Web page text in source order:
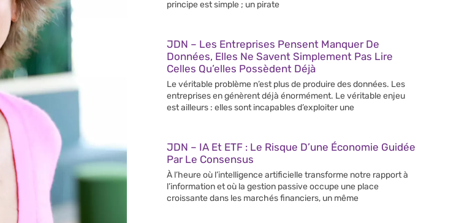
principe est simple ; un pirate
JDN – Les Entreprises Pensent Manquer De
Données, Elles Ne Savent Simplement Pas Lire
Celles Qu’elles Possèdent Déjà
Le véritable problème n’est plus de produire des données. Les
entreprises en génèrent déjà énormément. Le véritable enjeu
est ailleurs : elles sont incapables d’exploiter une
JDN – IA Et ETF : Le Risque D’une Économie Guidée
Par Le Consensus
À l’heure où l’intelligence artificielle transforme notre rapport à
l’information et où la gestion passive occupe une place
croissante dans les marchés financiers, un même